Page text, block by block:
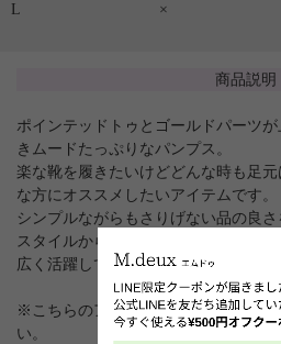
L ×
商品説明
ポインテッドトゥとゴールドパーツ
きムードたっぷりなパンプス。
楽な靴を履きたいけどどんな時も足
な方にオススメしたいアイテムです。
シンプルながらもさりげない品の良
スタイルから結婚式やパーティーな
広く活躍してくれます。
※こちらのアイテムは箱がございませ
い。